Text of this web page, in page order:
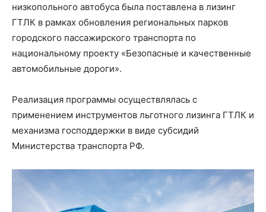
низкопольного автобуса была поставлена в лизинг
ГТЛК в рамках обновления региональных парков
городского пассажирского транспорта по
национальному проекту «Безопасные и качественные
автомобильные дороги».
Реализация программы осуществлялась с
применением инструментов льготного лизинга ГТЛК и
механизма господдержки в виде субсидий
Министерства транспорта РФ.